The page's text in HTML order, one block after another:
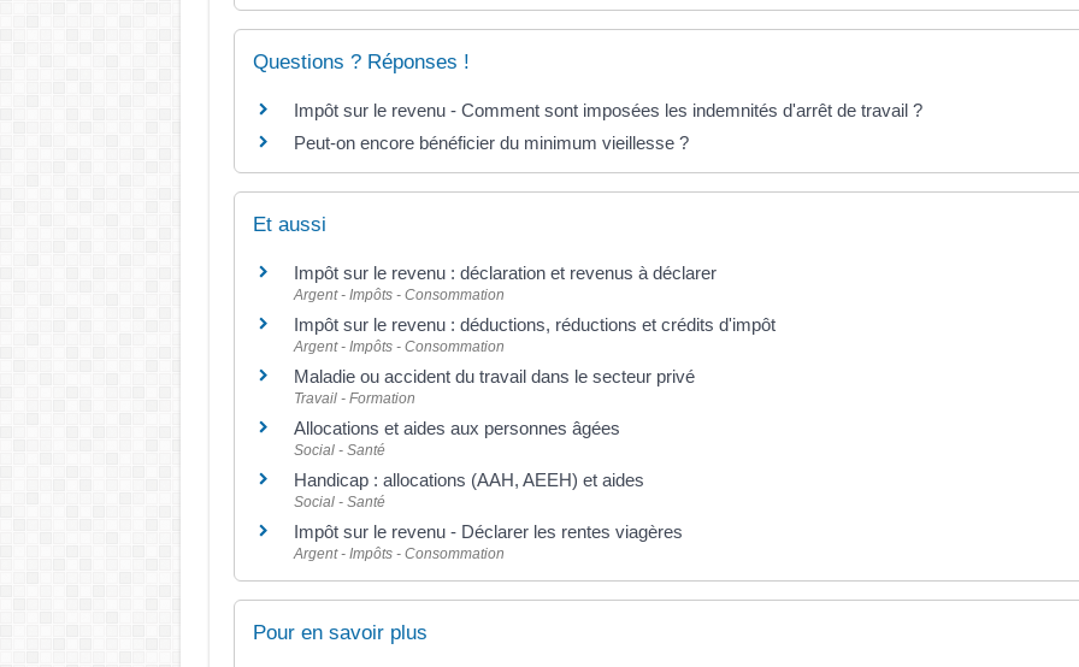
Questions ? Réponses !
Impôt sur le revenu - Comment sont imposées les indemnités d'arrêt de travail ?
Peut-on encore bénéficier du minimum vieillesse ?
Et aussi
Impôt sur le revenu : déclaration et revenus à déclarer
Argent - Impôts - Consommation
Impôt sur le revenu : déductions, réductions et crédits d'impôt
Argent - Impôts - Consommation
Maladie ou accident du travail dans le secteur privé
Travail - Formation
Allocations et aides aux personnes âgées
Social - Santé
Handicap : allocations (AAH, AEEH) et aides
Social - Santé
Impôt sur le revenu - Déclarer les rentes viagères
Argent - Impôts - Consommation
Pour en savoir plus